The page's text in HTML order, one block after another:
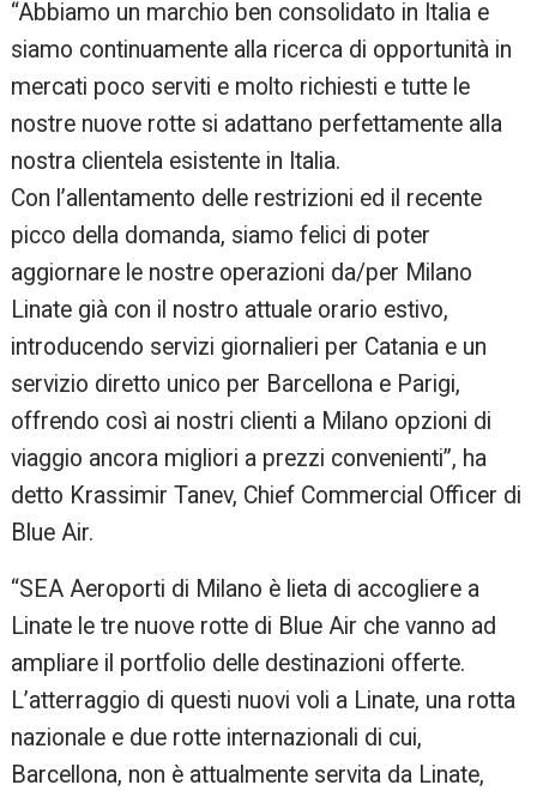
“Abbiamo un marchio ben consolidato in Italia e
siamo continuamente alla ricerca di opportunità in
mercati poco serviti e molto richiesti e tutte le
nostre nuove rotte si adattano perfettamente alla
nostra clientela esistente in Italia.
Con l’allentamento delle restrizioni ed il recente
picco della domanda, siamo felici di poter
aggiornare le nostre operazioni da/per Milano
Linate già con il nostro attuale orario estivo,
introducendo servizi giornalieri per Catania e un
servizio diretto unico per Barcellona e Parigi,
offrendo così ai nostri clienti a Milano opzioni di
viaggio ancora migliori a prezzi convenienti”, ha
detto Krassimir Tanev, Chief Commercial Officer di
Blue Air.
“SEA Aeroporti di Milano è lieta di accogliere a
Linate le tre nuove rotte di Blue Air che vanno ad
ampliare il portfolio delle destinazioni offerte.
L’atterraggio di questi nuovi voli a Linate, una rotta
nazionale e due rotte internazionali di cui,
Barcellona, non è attualmente servita da Linate,